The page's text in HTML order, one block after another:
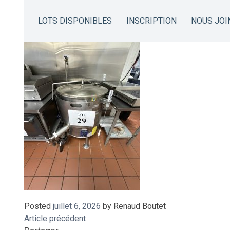
LOTS DISPONIBLES INSCRIPTION NOUS
Posted juillet 6, 2026 by Renaud Boutet
Article précédent